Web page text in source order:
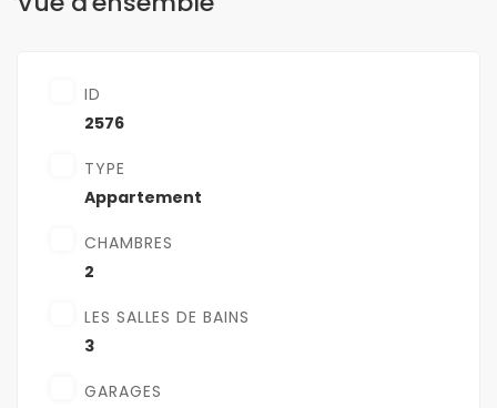
ID
2576
TYPE
Appartement
CHAMBRES
2
LES SALLES DE BAINS
3
GARAGES